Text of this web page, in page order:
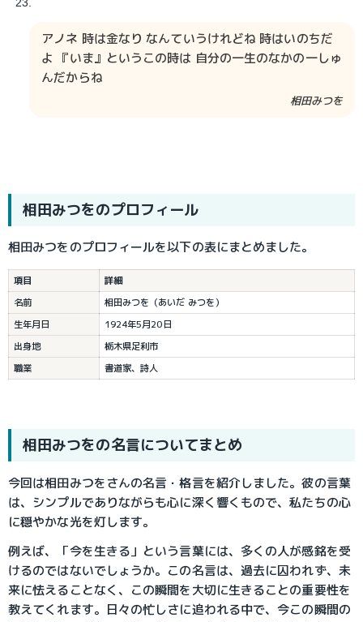
アノネ 時は金なり なんていうけれどね 時はいのちだ
よ 『いま』というこの時は 自分の一生のなかの一しゅ
んだからね
相田みつを​​
相田みつをのプロフィール
相田みつをのプロフィールを以下の表にまとめました。
項目
詳細
名前
相田みつを（あいだ みつを）
生年月日
1924年5月20日
出身地
栃木県足利市
職業
書道家、詩人
相田みつをの名言についてまとめ
今回は相田みつをさんの名言・格言を紹介しました。彼の言葉
は、シンプルでありながらも心に深く響くもので、私たちの心
に穏やかな光を灯します。
例えば、「今を生きる」という言葉には、多くの人が感銘を受
けるのではないでしょうか。この名言は、過去に囚われず、未
来に怯えることなく、この瞬間を大切に生きることの重要性を
教えてくれます。日々の忙しさに追われる中で、今この瞬間の